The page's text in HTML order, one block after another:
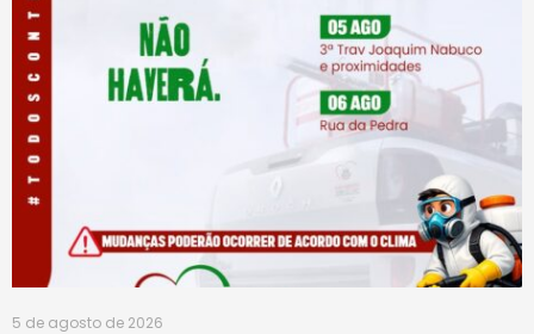
5 de agosto de 2026